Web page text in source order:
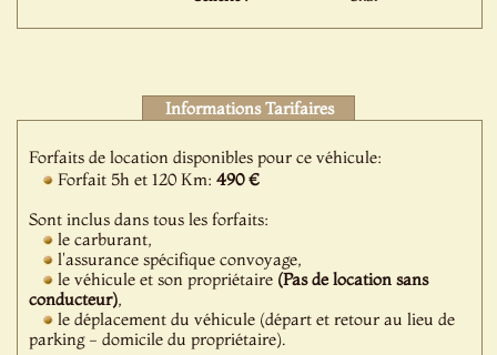
Informations Tarifaires
Forfaits de location disponibles pour ce véhicule:
Forfait 5h et 120 Km:490 €
Sont inclus dans tous les forfaits:
le carburant,
l'assurance spécifique convoyage,
le véhicule et son propriétaire (Pas de location sans
conducteur),
le déplacement du véhicule (départ et retour au lieu de
parking - domicile du propriétaire).